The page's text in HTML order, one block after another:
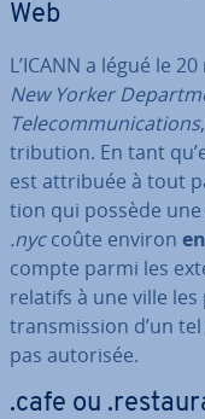
Web
L’ICANN a légué le
New Yorker
Te­le­com­mu­ni­ca­tions
tri­bu­tion. En tant
est attribuée à tout
tion qui possède une
.nyccoûte environ
compte parmi les
relatifs à une ville
trans­mis­sion d’un
pas autorisée.
.cafe ou